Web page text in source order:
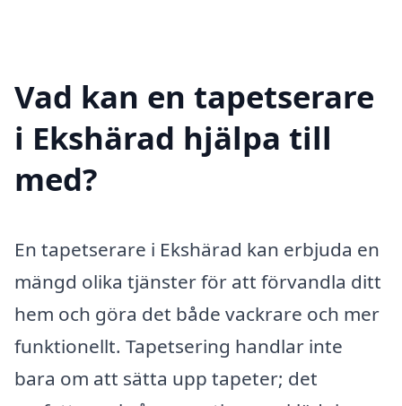
Vad kan en tapetserare
i Ekshärad hjälpa till
med?
En tapetserare i Ekshärad kan erbjuda en
mängd olika tjänster för att förvandla ditt
hem och göra det både vackrare och mer
funktionellt. Tapetsering handlar inte
bara om att sätta upp tapeter; det